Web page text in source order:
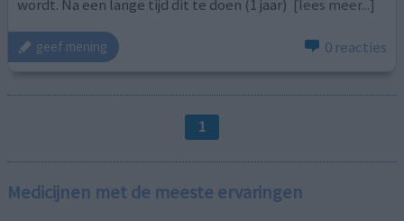
wordt. Na een lange tijd dit te doen (1 jaar) [lees meer...]
geef mening 0 reacties
1
Medicijnen met de meeste ervaringen